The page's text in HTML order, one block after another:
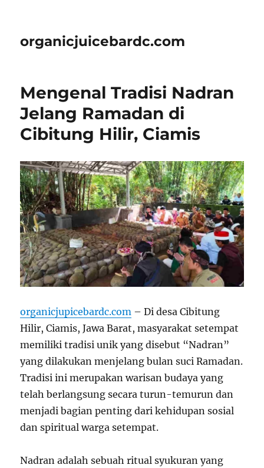
organicjuicebardc.com
Mengenal Tradisi Nadran
Jelang Ramadan di
Cibitung Hilir, Ciamis
organicjupicebardc.com – Di desa Cibitung
Hilir, Ciamis, Jawa Barat, masyarakat setempat
memiliki tradisi unik yang disebut “Nadran”
yang dilakukan menjelang bulan suci Ramadan.
Tradisi ini merupakan warisan budaya yang
telah berlangsung secara turun-temurun dan
menjadi bagian penting dari kehidupan sosial
dan spiritual warga setempat.
Nadran adalah sebuah ritual syukuran yang